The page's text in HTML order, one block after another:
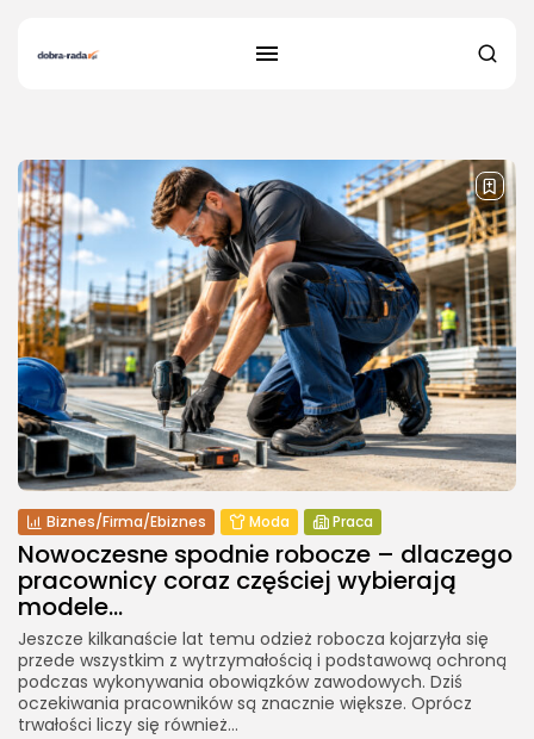
1 results found
Biznes/Firma/Ebiznes Moda Praca
Nowoczesne spodnie robocze – dlaczego
pracownicy coraz częściej wybierają
modele...
Jeszcze kilkanaście lat temu odzież robocza kojarzyła się
przede wszystkim z wytrzymałością i podstawową ochroną
podczas wykonywania obowiązków zawodowych. Dziś
oczekiwania pracowników są znacznie większe. Oprócz
trwałości liczy się również...